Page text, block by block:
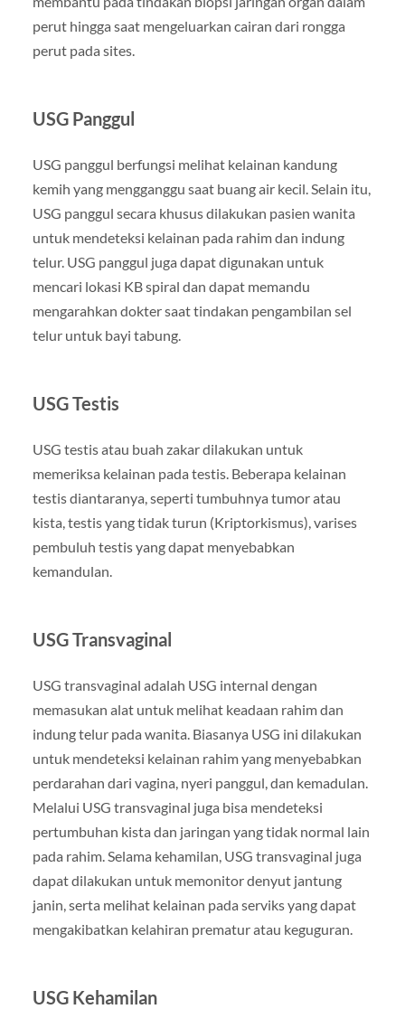
perut hingga saat mengeluarkan cairan dari rongga
perut pada sites.
USG Panggul
USG panggul berfungsi melihat kelainan kandung
kemih yang mengganggu saat buang air kecil. Selain itu,
USG panggul secara khusus dilakukan pasien wanita
untuk mendeteksi kelainan pada rahim dan indung
telur. USG panggul juga dapat digunakan untuk
mencari lokasi KB spiral dan dapat memandu
mengarahkan dokter saat tindakan pengambilan sel
telur untuk bayi tabung.
USG Testis
USG testis atau buah zakar dilakukan untuk
memeriksa kelainan pada testis. Beberapa kelainan
testis diantaranya, seperti tumbuhnya tumor atau
kista, testis yang tidak turun (Kriptorkismus), varises
pembuluh testis yang dapat menyebabkan
kemandulan.
USG Transvaginal
USG transvaginal adalah USG internal dengan
memasukan alat untuk melihat keadaan rahim dan
indung telur pada wanita. Biasanya USG ini dilakukan
untuk mendeteksi kelainan rahim yang menyebabkan
perdarahan dari vagina, nyeri panggul, dan kemadulan.
Melalui USG transvaginal juga bisa mendeteksi
pertumbuhan kista dan jaringan yang tidak normal lain
pada rahim. Selama kehamilan, USG transvaginal juga
dapat dilakukan untuk memonitor denyut jantung
janin, serta melihat kelainan pada serviks yang dapat
mengakibatkan kelahiran prematur atau keguguran.
USG Kehamilan